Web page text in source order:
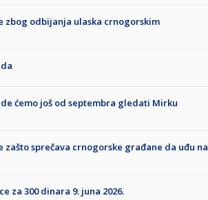
zbog odbijanja ulaska crnogorskim
ćemo još od septembra gledati Mirku
sprečava crnogorske građane da uđu na
za 300 dinara 9. juna 2026.